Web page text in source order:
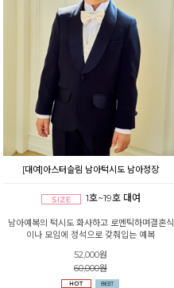
[대여]아스터슬림 남아턱시도 남아정장
1호~19호 대여
남아예복의 턱시도 화사하고 로멘틱하며결혼식
이나 모임에 정석으로 갖춰입는 예복
52,000원
60,000원